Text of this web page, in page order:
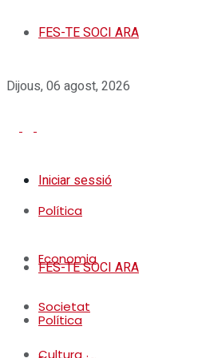
FES-TE SOCI ARA
Dijous, 06 agost, 2026
Iniciar sessió
Política
Economia
Societat
Cultura
FES-TE SOCI ARA
Política